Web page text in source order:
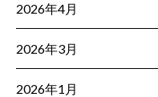
2026年4月
2026年3月
2026年1月